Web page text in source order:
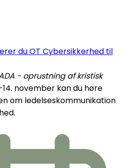
du OT Cybersikkerhed til
- oprustning af kristisk
14. november kan du høre
om ledelseskommunikation